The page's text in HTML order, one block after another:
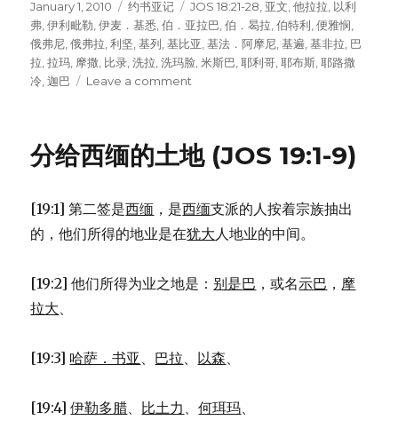
Posted
on
January 1, 2010 Categories
约书亚记 Tags
JOS 18:21-28 亚文 ,他拉拉 以利
弗 ,伊利毗勒 ,伊麦．基悉 ,伯．亚拉巴 ,伯．曷拉 ,伯特利 ,便雅悯
俄弗尼 ,俄弗拉 ,利坚 ,基列 ,基比亚 ,基法．阿摩尼 ,基遍 ,基非拉 巴
拉 ,拉玛 摩撒 比录 ,洗拉 ,洗玛脸 ,米斯巴 ,耶利哥 ,耶布斯 ,耶路撒
冷 ,迦巴 Leave a comment
分
城
镇
28)
分给西缅的土地 (JOS 19:1-9)
[19:1] 第二签是西缅 ，是西缅支派的人按着宗族抽出
的，他们所得的地业是在犹大人地业的中间。
[19:2] 他们所得为业之地是： 别是巴 ，或名示巴 ， 摩
拉大、
[19:3] 哈萨．书亚 、 巴拉、 以森、
[19:4]伊勒多腊、 比土力 、何珥玛、